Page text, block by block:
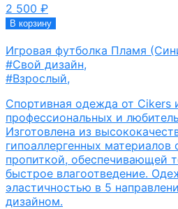
2 500 ₽
В корзину
Игровая футболка Пламя
#Свой дизайн,
#Взрослый,
Спортивная одежда от Cikers
профессиональных и
Изготовлена из
гипоаллергенных материалов
пропиткой, обеспечивающей
быстрое влагоотведение.
эластичностью в 5
дизайном.